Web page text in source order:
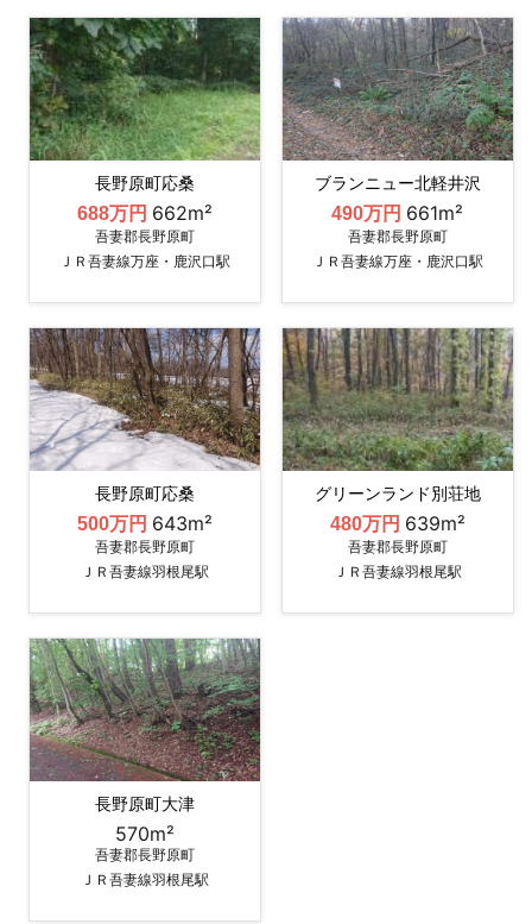
長野原町応桑
688万円 662m²
吾妻郡長野原町
ＪＲ吾妻線万座・鹿沢口駅
ブランニュー北軽井沢
490万円 661m²
吾妻郡長野原町
ＪＲ吾妻線万座・鹿沢口駅
長野原町応桑
500万円 643m²
吾妻郡長野原町
ＪＲ吾妻線羽根尾駅
グリーンランド別荘地
480万円 639m²
吾妻郡長野原町
ＪＲ吾妻線羽根尾駅
長野原町大津
570m²
吾妻郡長野原町
ＪＲ吾妻線羽根尾駅